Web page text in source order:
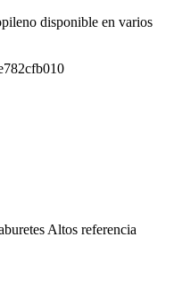
disponible en varios
Altos referencia